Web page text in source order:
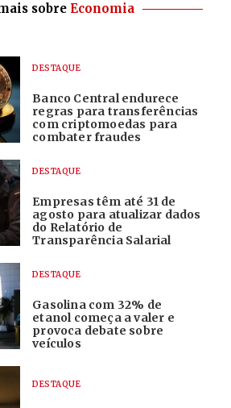
sobre Economia
DESTAQUE
Banco Central endurece
regras para transferências
com criptomoedas para
combater fraudes
DESTAQUE
Empresas têm até 31 de
agosto para atualizar dados
do Relatório de
Transparência Salarial
DESTAQUE
Gasolina com 32% de
etanol começa a valer e
provoca debate sobre
veículos
DESTAQUE